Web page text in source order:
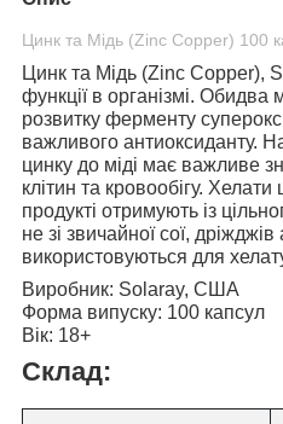
Цинк та Мідь (Zinc Copper) 100
Цинк та Мідь (Zinc Copper),
функції в організмі. Обидва
розвитку ферменту
важливого антиоксиданту.
цинку до міді має важливе
клітин та кровообігу. Хелати
продукті отримують із
не зі звичайної сої,
використовуються для
Виробник: Solaray, США
Форма випуску: 100 капсул
Вік: 18+
Склад: